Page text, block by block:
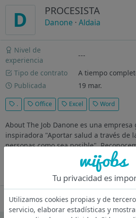
D PROCESISTA
Danone ·Aldaia
Nivel de
experiencia
---
Tipo de contrato
A tiempo
Publicada
19 mar.
. Office Excel Word
About The Job Danone es una
inspiradora "Aportar salud a través de
personas como sea posible".
las personas para impactar al mundo a
Tu privacidad es
Utilizamos cookies propias y de
servicio, elaborar estadísticas y